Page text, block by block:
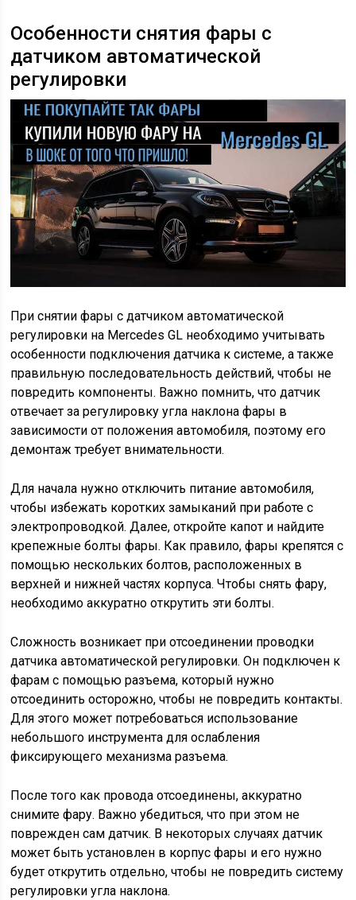
Особенности снятия фары с
датчиком автоматической
регулировки
При снятии фары с датчиком автоматической
регулировки на Mercedes GL необходимо учитывать
особенности подключения датчика к системе, а также
правильную последовательность действий, чтобы не
повредить компоненты. Важно помнить, что датчик
отвечает за регулировку угла наклона фары в
зависимости от положения автомобиля, поэтому его
демонтаж требует внимательности.
Для начала нужно отключить питание автомобиля,
чтобы избежать коротких замыканий при работе с
электропроводкой. Далее, откройте капот и найдите
крепежные болты фары. Как правило, фары крепятся с
помощью нескольких болтов, расположенных в
верхней и нижней частях корпуса. Чтобы снять фару,
необходимо аккуратно открутить эти болты.
Сложность возникает при отсоединении проводки
датчика автоматической регулировки. Он подключен к
фарам с помощью разъема, который нужно
отсоединить осторожно, чтобы не повредить контакты.
Для этого может потребоваться использование
небольшого инструмента для ослабления
фиксирующего механизма разъема.
После того как провода отсоединены, аккуратно
снимите фару. Важно убедиться, что при этом не
поврежден сам датчик. В некоторых случаях датчик
может быть установлен в корпус фары и его нужно
будет открутить отдельно, чтобы не повредить систему
регулировки угла наклона.